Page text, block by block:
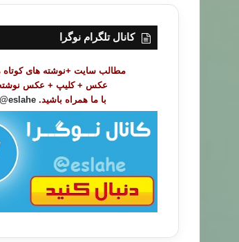
ت
ض
کانال تلگرام نوگرا
مطالب سایت +نوشته های کوتاه
عکس + کلیپ + عکس
با ما همراه باشید. eslahe@